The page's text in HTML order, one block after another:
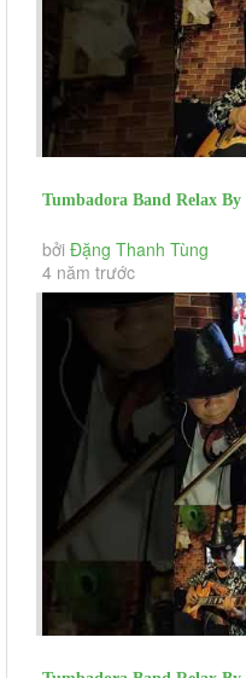
Tumbadora Band Relax
Scocial Distance...
bởi Đặng Thanh Tùng
4 năm trước